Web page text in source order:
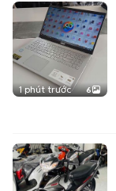
1 phút trước 6